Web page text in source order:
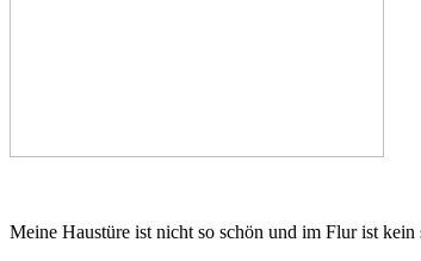
Meine Haustüre ist nicht so schön und im Flur ist